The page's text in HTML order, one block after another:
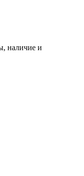
наличие и